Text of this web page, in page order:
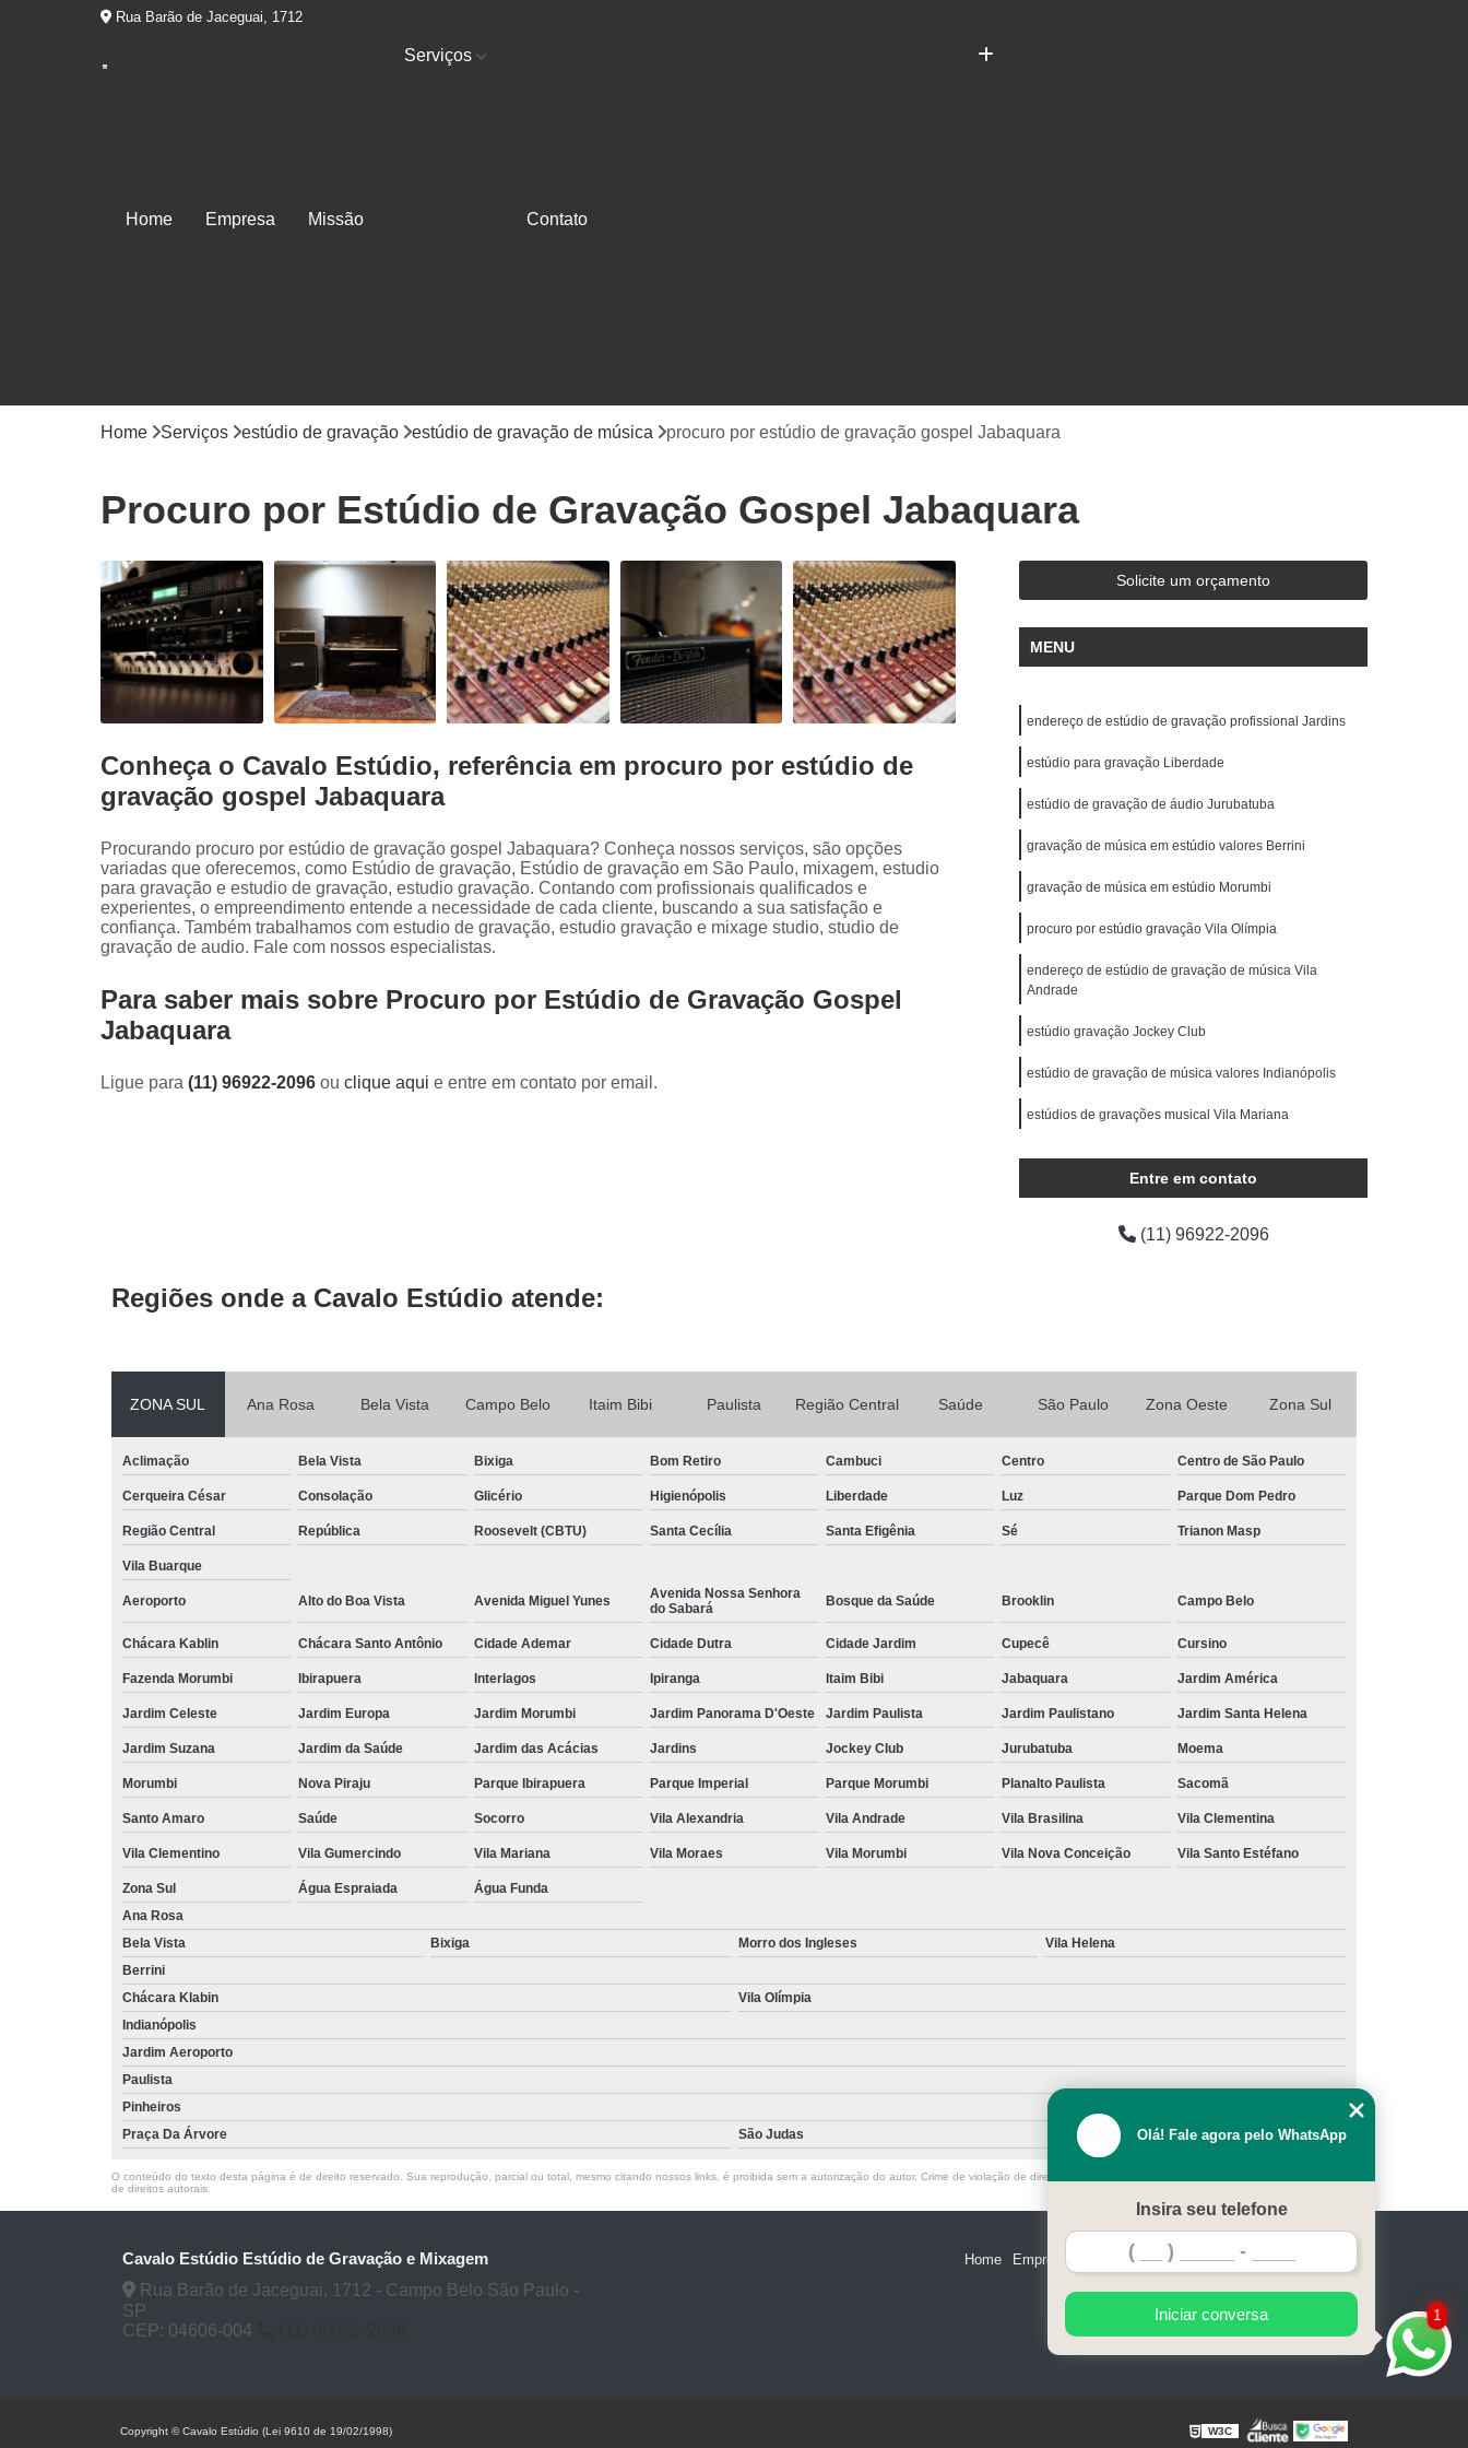
Rua Barão de Jaceguai, 1712
Home Empresa Missão
Serviços
Contato
Gravação de Cd em Estúdio
Gravação de Música em Estúdio
Trilhas Sonoras para Filmes em Estudio de Gravação
Estúdio de Ensaio Musical
Estúdio de Gravação Ensaio
Estúdio Ensaio de Bandas
Estúdio Ensaio de Musicas
Estúdio Ensaio Musical
Estúdio para Ensaio de Bandas
Estúdio para Ensaio de Música
Estúdio para Ensaio Musical
Estúdios para Ensaios Musicais de Banda
Sala Acústica para Ensaio
Sala de Ensaio Musical
Edição de Audio
Edição de Audio para Podcast
Estúdio áudio
Estúdio de áudio
Estúdio de Audiobook
Estudio Gravação áudio
Estúdio para Gravar Podcast
Fazer Audiobook
Fazer Podcast Gravação áudio
Gravação de áudio
Gravação de Audiobook Gravação de Podcast
Estúdio de Locução
Locução de Rádio
Locução em Off Locução Feminina
Locução Profissional
Locução Promocional
Serviço de Locução
Produtora de áudio Estudio
Produtora de Som
Produtora Som
Home Serviços estúdio de gravação estúdio de gravação de música procuro por estúdio de gravação gospel Jabaquara
Procuro por Estúdio de Gravação Gospel Jabaquara
Conheça o Cavalo Estúdio, referência em procuro por estúdio de
gravação gospel Jabaquara
Procurando procuro por estúdio de gravação gospel Jabaquara? Conheça nossos serviços, são opções
variadas que oferecemos, como Estúdio de gravação, Estúdio de gravação em São Paulo, mixagem, estudio
para gravação e estudio de gravação, estudio gravação. Contando com profissionais qualificados e
experientes, o empreendimento entende a necessidade de cada cliente, buscando a sua satisfação e
confiança. Também trabalhamos com estudio de gravação, estudio gravação e mixage studio, studio de
gravação de audio. Fale com nossos especialistas.
Para saber mais sobre Procuro por Estúdio de Gravação Gospel
Jabaquara
Ligue para (11) 96922-2096 ou clique aqui e entre em contato por email.
Solicite um orçamento
MENU
endereço de estúdio de gravação profissional Jardins
estúdio para gravação Liberdade
estúdio de gravação de áudio Jurubatuba
gravação de música em estúdio valores Berrini
gravação de música em estúdio Morumbi
procuro por estúdio gravação Vila Olímpia
endereço de estúdio de gravação de música Vila
Andrade
estúdio gravação Jockey Club
estúdio de gravação de música valores Indianópolis
estúdios de gravações musical Vila Mariana
Entre em contato
(11) 96922-2096
Regiões onde a Cavalo Estúdio atende:
ZONA SUL Ana Rosa Bela Vista Campo Belo Itaim Bibi Paulista Região Central Saúde São Paulo Zona Oeste Zona Sul
Aclimação Bela Vista Bixiga Bom Retiro Cambuci Centro Centro de São Paulo
Cerqueira César Consolação Glicério Higienópolis Liberdade Luz Parque Dom Pedro
Região Central República Roosevelt (CBTU) Santa Cecília Santa Efigênia Sé Trianon Masp
Vila Buarque
Aeroporto Alto do Boa Vista Avenida Miguel Yunes
Avenida Nossa Senhora
do Sabará
Bosque da Saúde Brooklin Campo Belo
Chácara Kablin Chácara Santo Antônio Cidade Ademar Cidade Dutra Cidade Jardim Cupecê Cursino
Fazenda Morumbi Ibirapuera Interlagos Ipiranga Itaim Bibi Jabaquara Jardim América
Jardim Celeste Jardim Europa Jardim Morumbi Jardim Panorama D'Oeste Jardim Paulista Jardim Paulistano Jardim Santa Helena
Jardim Suzana Jardim da Saúde Jardim das Acácias Jardins Jockey Club Jurubatuba Moema
Morumbi Nova Piraju Parque Ibirapuera Parque Imperial Parque Morumbi Planalto Paulista Sacomã
Santo Amaro Saúde Socorro Vila Alexandria Vila Andrade Vila Brasilina Vila Clementina
Vila Clementino Vila Gumercindo Vila Mariana Vila Moraes Vila Morumbi Vila Nova Conceição Vila Santo Estéfano
Zona Sul Água Espraiada
Água Funda
Ana Rosa
Bela Vista
Bixiga Morro dos Ingleses
Vila Helena
Berrini
Chácara Klabin
Vila Olímpia
Indianópolis
Jardim Aeroporto
Paulista
Pinheiros
Praça Da Árvore
São Judas
O conteúdo do texto desta página é de direito reservado. Sua reprodução, parcial ou total, mesmo citando nossos links, é proibida sem a autorização do autor. Crime de violação de direito autoral – artigo 184 do Código Penal –
de direitos autorais
Cavalo Estúdio Estúdio de Gravação e Mixagem
Rua Barão de Jaceguai, 1712 - Campo Belo São Paulo -
SP
CEP: 04606-004
Home Empresa Serviços Contato Mapa do site
1
Olá! Fale agora pelo WhatsApp
Insira seu telefone
Iniciar conversa
Copyright © Cavalo Estúdio (Lei 9610 de 19/02/1998) W3C